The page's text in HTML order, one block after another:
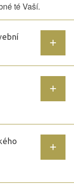
té Vaší.